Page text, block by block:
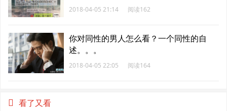
2018-04-05 21:14 阅读162
你对同性的男人怎么看？一个同性的自
述。。。
2018-04-05 22:05 阅读164
看了又看